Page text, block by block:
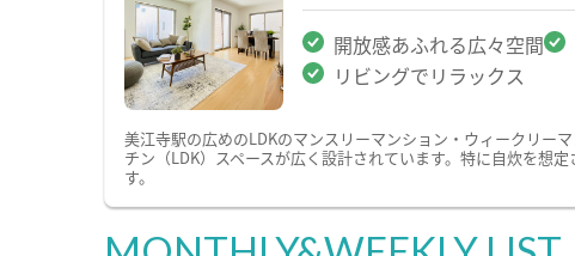
開放感あふれる広々空間
リビングでリラックス
美江寺駅の広めのLDKのマンスリーマンション・ウィークリー
チン（LDK）スペースが広く設計されています。特に自炊を想
す。